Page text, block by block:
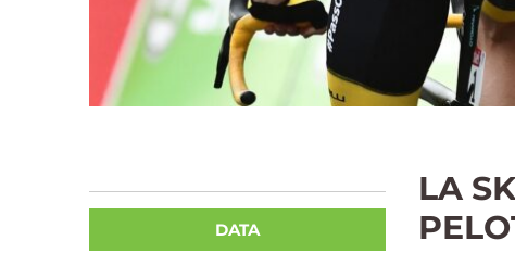
DATA
LA